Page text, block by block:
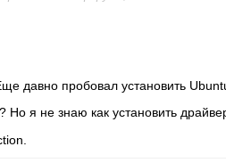
давно пробовал установить
я не знаю как установить